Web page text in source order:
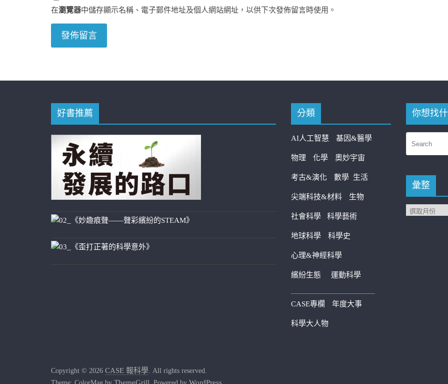
在瀏覽器中儲存顯示名稱、電子郵件地址及個人網站網址，以供下次發佈留言時使用。
好書推薦 分類
AI人工智慧 基因&醫學
物理 化學 奧妙宇宙
考古&演化 數學 生活
尖端科技&材料 生物
社會科學 科學藝術
地球科學 科學史
心理&神經科學
繽紛生態 運動科學
————————————
CASE專欄 年度大事
科學大人物
你想找
彙整
Copyright © 2026 CASE 報科學. All rights reserved.